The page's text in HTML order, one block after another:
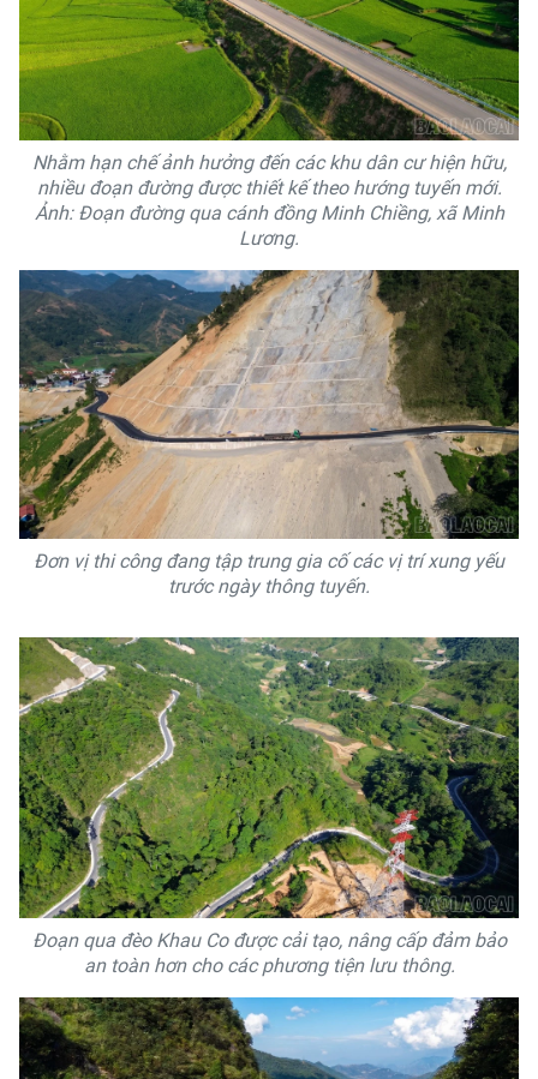
Nhằm hạn chế ảnh hưởng đến các khu dân cư hiện hữu,
nhiều đoạn đường được thiết kế theo hướng tuyến mới.
Ảnh: Đoạn đường qua cánh đồng Minh Chiềng, xã Minh
Lương.
Đơn vị thi công đang tập trung gia cố các vị trí xung yếu
trước ngày thông tuyến.
Đoạn qua đèo Khau Co được cải tạo, nâng cấp đảm bảo
an toàn hơn cho các phương tiện lưu thông.